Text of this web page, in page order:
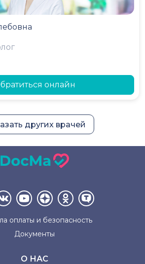
онлайн
других врачей
оплаты и безопасность
Документы
О НАС